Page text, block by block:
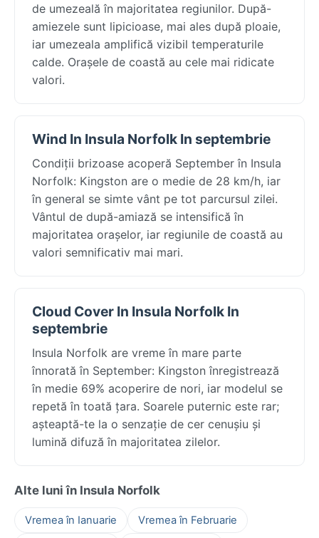
de umezeală în majoritatea regiunilor. După-
amiezele sunt lipicioase, mai ales după ploaie,
iar umezeala amplifică vizibil temperaturile
calde. Orașele de coastă au cele mai ridicate
valori.
Wind In Insula Norfolk In septembrie
Condiții brizoase acoperă September în Insula
Norfolk: Kingston are o medie de 28 km/h, iar
în general se simte vânt pe tot parcursul zilei.
Vântul de după-amiază se intensifică în
majoritatea orașelor, iar regiunile de coastă au
valori semnificativ mai mari.
Cloud Cover In Insula Norfolk In
septembrie
Insula Norfolk are vreme în mare parte
înnorată în September: Kingston înregistrează
în medie 69% acoperire de nori, iar modelul se
repetă în toată țara. Soarele puternic este rar;
așteaptă-te la o senzație de cer cenușiu și
lumină difuză în majoritatea zilelor.
Alte luni în Insula Norfolk
Vremea în Ianuarie Vremea în Februarie